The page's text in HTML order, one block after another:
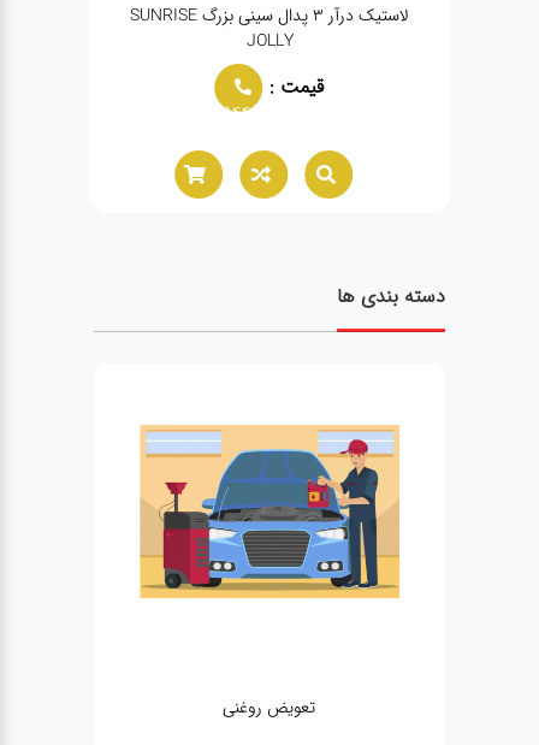
لاستیک درآر ۳ پدال سینی بزرگ SUNRISE
JOLLY
قیمت :
02166021944
دسته بندی ها
تعویض روغنی